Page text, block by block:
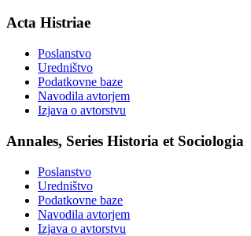
Acta Histriae
Poslanstvo
Uredništvo
Podatkovne baze
Navodila avtorjem
Izjava o avtorstvu
Annales, Series Historia et Sociologia
Poslanstvo
Uredništvo
Podatkovne baze
Navodila avtorjem
Izjava o avtorstvu